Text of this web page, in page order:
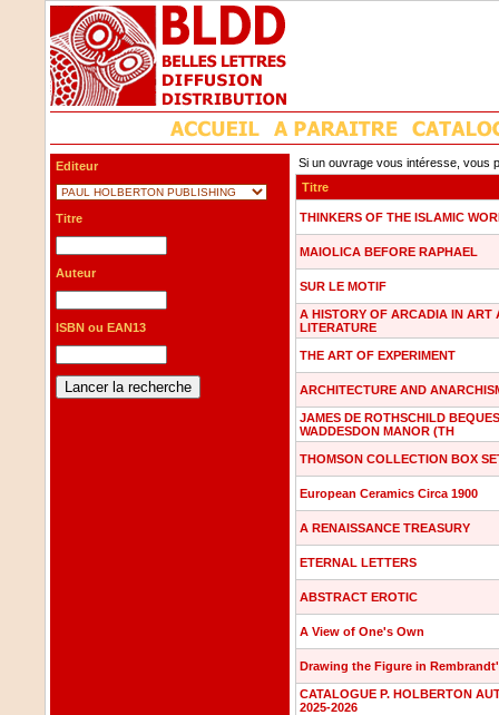
Editeur
Titre
Auteur
ISBN ou EAN13
Si un ouvrage vous intéresse, vous
Titre
THINKERS OF THE ISLAMIC
MAIOLICA BEFORE RAPHAEL
SUR LE MOTIF
A HISTORY OF ARCADIA IN ART
LITERATURE
THE ART OF EXPERIMENT
ARCHITECTURE AND
JAMES DE ROTHSCHILD
WADDESDON MANOR (TH
THOMSON COLLECTION BOX
European Ceramics Circa 1900
A RENAISSANCE TREASURY
ETERNAL LETTERS
ABSTRACT EROTIC
A View of One's Own
Drawing the Figure in
CATALOGUE P. HOLBERTON
2025-2026